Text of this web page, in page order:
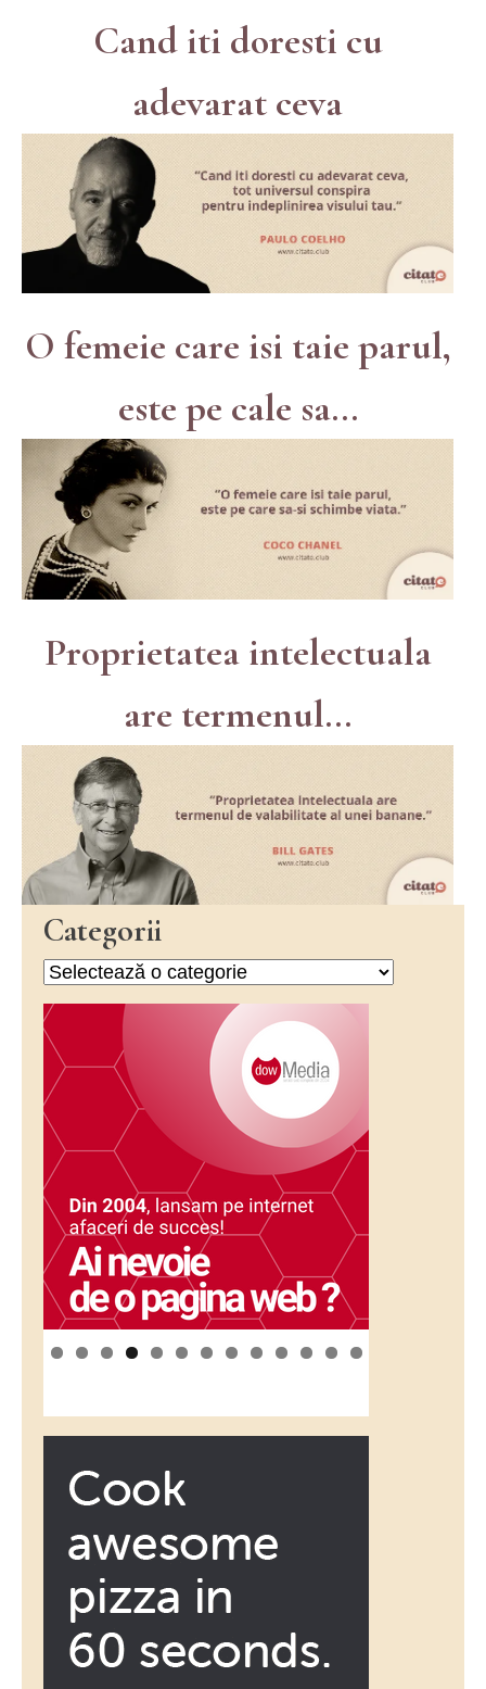
Cand iti doresti cu
adevarat ceva
O femeie care isi taie parul,
este pe cale sa...
Proprietatea intelectuala
are termenul...
Categorii
Categorii